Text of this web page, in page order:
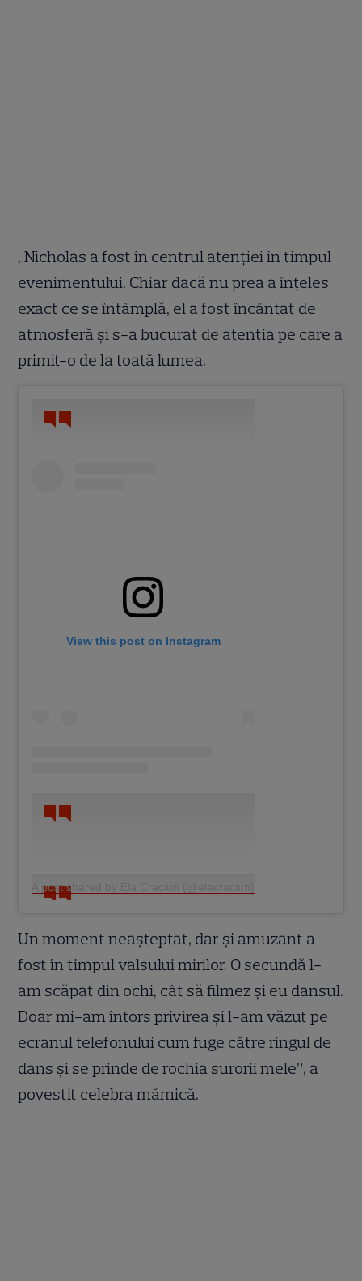
„Nicholas a fost în centrul atenției în timpul
evenimentului. Chiar dacă nu prea a înţeles
exact ce se întâmplă, el a fost încântat de
atmosferă și s-a bucurat de atenția pe care a
primit-o de la toată lumea.
View this post on Instagram
A post shared by Ela Craciun (@elacraciun)
Un moment neașteptat, dar și amuzant a
fost în timpul valsului mirilor. O secundă l-
am scăpat din ochi, cât să filmez și eu dansul.
Doar mi-am întors privirea și l-am văzut pe
ecranul telefonului cum fuge către ringul de
dans şi se prinde de rochia surorii mele”, a
povestit celebra mămică.